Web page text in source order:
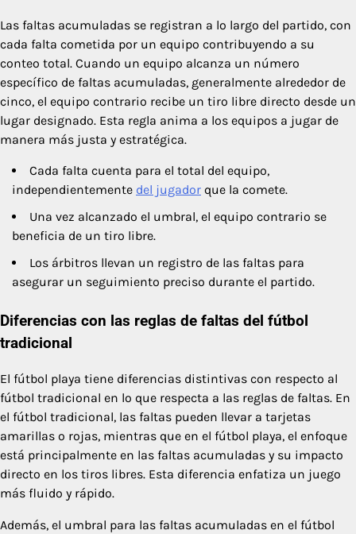
Las faltas acumuladas se registran a lo largo del partido, con
cada falta cometida por un equipo contribuyendo a su
conteo total. Cuando un equipo alcanza un número
específico de faltas acumuladas, generalmente alrededor de
cinco, el equipo contrario recibe un tiro libre directo desde un
lugar designado. Esta regla anima a los equipos a jugar de
manera más justa y estratégica.
Cada falta cuenta para el total del equipo,
independientemente del jugador que la comete.
Una vez alcanzado el umbral, el equipo contrario se
beneficia de un tiro libre.
Los árbitros llevan un registro de las faltas para
asegurar un seguimiento preciso durante el partido.
Diferencias con las reglas de faltas del fútbol
tradicional
El fútbol playa tiene diferencias distintivas con respecto al
fútbol tradicional en lo que respecta a las reglas de faltas. En
el fútbol tradicional, las faltas pueden llevar a tarjetas
amarillas o rojas, mientras que en el fútbol playa, el enfoque
está principalmente en las faltas acumuladas y su impacto
directo en los tiros libres. Esta diferencia enfatiza un juego
más fluido y rápido.
Además, el umbral para las faltas acumuladas en el fútbol